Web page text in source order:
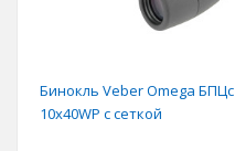
Бинокль Veber Omega БПЦс
10x40WP с сеткой